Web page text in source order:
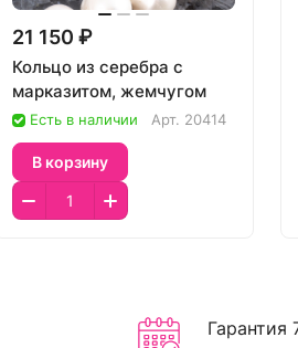
21 150 ₽
Кольцо из серебра с
марказитом, жемчугом
Есть в наличии Арт. 20414
В корзину
Гарантия